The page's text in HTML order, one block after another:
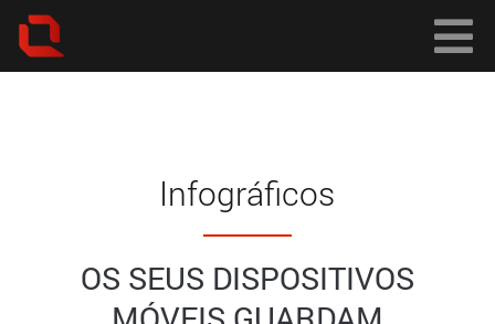
Infográficos
OS SEUS DISPOSITIVOS